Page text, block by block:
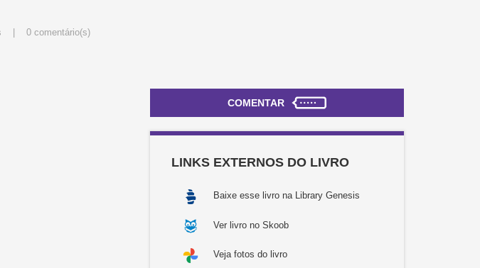
| 0 comentário(s)
COMENTAR
LINKS EXTERNOS DO LIVRO
Baixe esse livro na Library Genesis
Ver livro no Skoob
Veja fotos do livro